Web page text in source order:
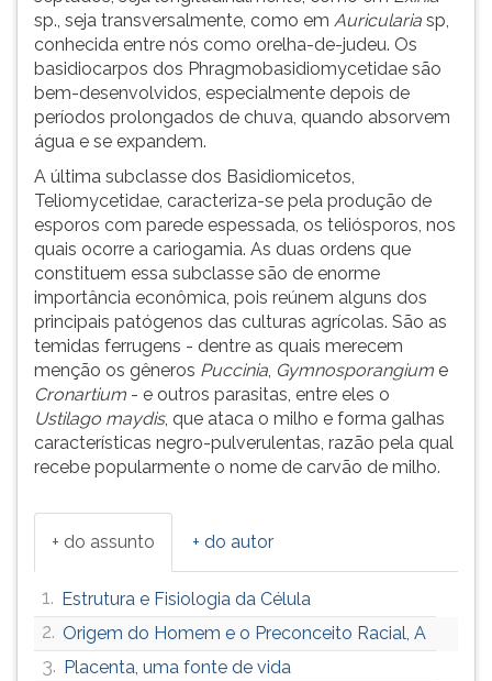
sp., seja transversalmente, como em Auricularia sp,
conhecida entre nós como orelha-de-judeu. Os
basidiocarpos dos Phragmobasidiomycetidae são
bem-desenvolvidos, especialmente depois de
períodos prolongados de chuva, quando absorvem
água e se expandem.
A última subclasse dos Basidiomicetos,
Teliomycetidae, caracteriza-se pela produção de
esporos com parede espessada, os teliósporos, nos
quais ocorre a cariogamia. As duas ordens que
constituem essa subclasse são de enorme
importância econômica, pois reúnem alguns dos
principais patógenos das culturas agrícolas. São as
temidas ferrugens - dentre as quais merecem
menção os gêneros Puccinia, Gymnosporangium e
Cronartium - e outros parasitas, entre eles o
Ustilago maydis, que ataca o milho e forma galhas
características negro-pulverulentas, razão pela qual
recebe popularmente o nome de carvão de milho.
+ do assunto + do autor
1. Estrutura e Fisiologia da Célula
2. Origem do Homem e o Preconceito Racial, A
3. Placenta, uma fonte de vida